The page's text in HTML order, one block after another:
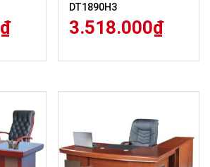
₫
DT1890H3
3.518.000₫